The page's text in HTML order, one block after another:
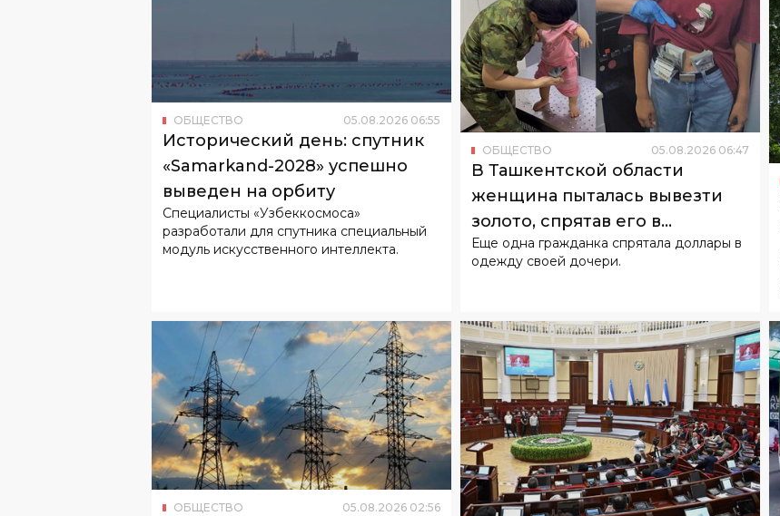
ОБЩЕСТВО 05.08.2026 06:55
Исторический день: спутник
«Samarkand-2028» успешно
выведен на орбиту
Специалисты «Узбеккосмоса»
разработали для спутника специальный
модуль искусственного интеллекта.
ОБЩЕСТВО 05.08.2026 06:47
В Ташкентской области
женщина пыталась вывезти
золото, спрятав его в
подгузнике ребенка
Еще одна гражданка спрятала доллары в
одежду своей дочери.
ОБЩЕСТВО 05.08.2026 02:56